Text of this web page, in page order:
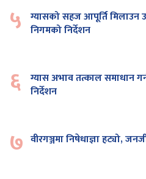
५ ग्यासको सहज आपूर्ति मिलाउन
निगमको निर्देशन
६ ग्यास अभाव तत्काल समाधान
निर्देशन
७ वीरगञ्जमा निषेधाज्ञा हट्यो,